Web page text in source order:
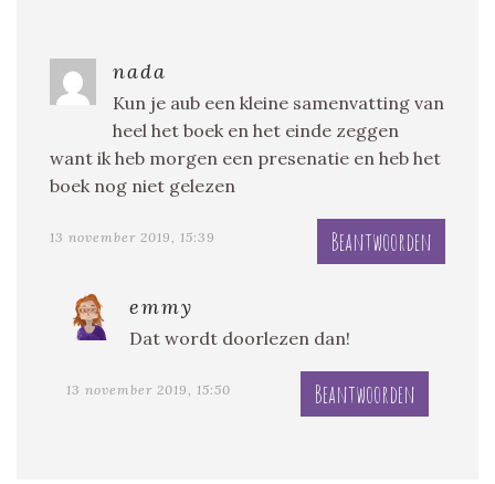
nada
Kun je aub een kleine samenvatting van
heel het boek en het einde zeggen
want ik heb morgen een presenatie en heb het
boek nog niet gelezen
13 november 2019, 15:39 Beantwoorden
emmy
Dat wordt doorlezen dan!
13 november 2019, 15:50 Beantwoorden